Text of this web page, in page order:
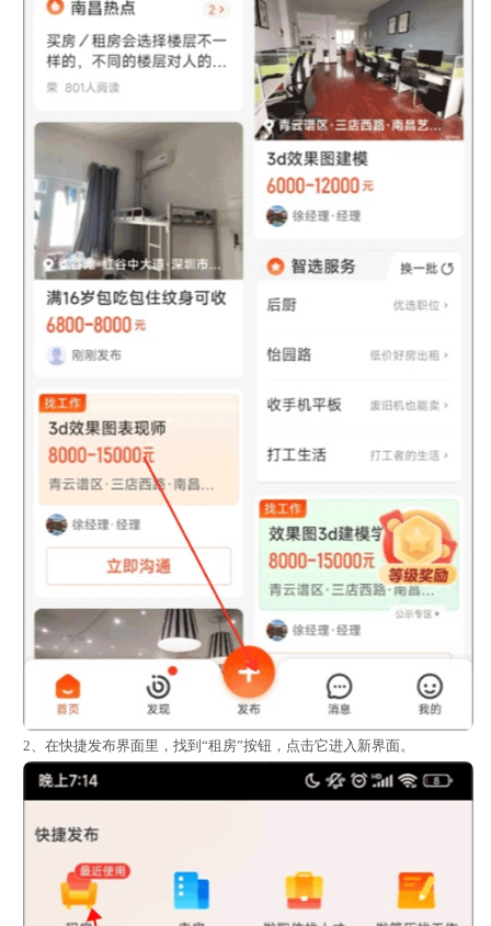
2、在快捷发布界面里，找到“租房”按钮，点击它进入新界面。